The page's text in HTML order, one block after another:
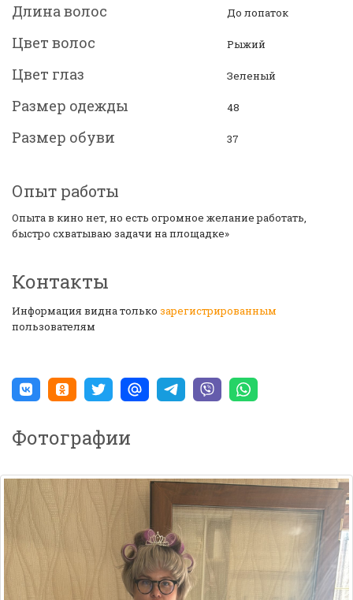
Длина волос До лопаток
Цвет волос Рыжий
Цвет глаз Зеленый
Размер одежды 48
Размер обуви 37
Опыт работы
Опыта в кино нет, но есть огромное желание работать,
быстро схватываю задачи на площадке»
Контакты
Информация видна только зарегистрированным
пользователям
Фотографии